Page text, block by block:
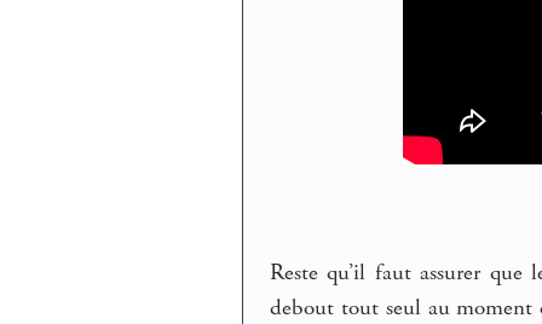
Reste qu’il faut assurer
debout tout seul au moment